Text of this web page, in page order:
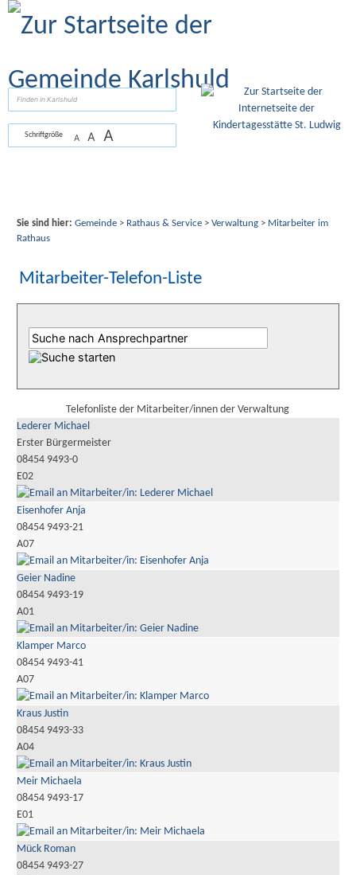
Zum Inhalt
Schriftgröße A A A
Sie sind hier: Gemeinde> Rathaus & Service> Verwaltung> Mitarbeiter im
Rathaus
Mitarbeiter-Telefon-Liste
Telefonliste der Mitarbeiter/innen der Verwaltung
Lederer Michael
Erster Bürgermeister
08454 9493-0
E02
Eisenhofer Anja
08454 9493-21
A07
Geier Nadine
08454 9493-19
A01
Klamper Marco
08454 9493-41
A07
Kraus Justin
08454 9493-33
A04
Meir Michaela
08454 9493-17
E01
Mück Roman
08454 9493-27